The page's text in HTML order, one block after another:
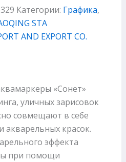
Категории: Графика,
STA
AND EXPORT CO.
«Сонет»
уличных зарисовок
совмещают в себе
акварельных красок.
эффекта
при помощи